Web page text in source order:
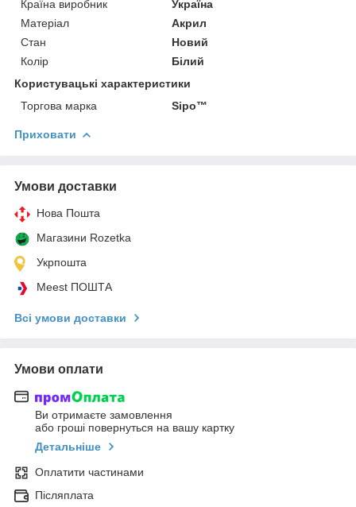
Країна виробник
Україна
Матеріал
Акрил
Стан
Новий
Колір
Білий
Користувацькі характеристики
Торгова марка
Sipo™
Приховати
Умови доставки
Нова Пошта
Магазини Rozetka
Укрпошта
Meest ПОШТА
Всі умови доставки
Умови оплати
Ви отримаєте замовлення
або гроші повернуться на вашу картку
Детальніше
Оплатити частинами
Післяплата